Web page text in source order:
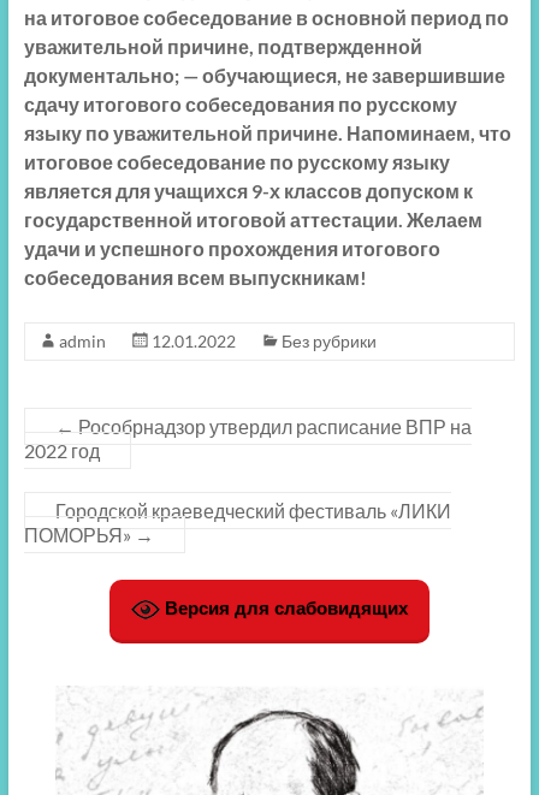
на итоговое собеседование в основной период по
уважительной причине, подтвержденной
документально; — обучающиеся, не завершившие
сдачу итогового собеседования по русскому
языку по уважительной причине. Напоминаем, что
итоговое собеседование по русскому языку
является для учащихся 9-х классов допуском к
государственной итоговой аттестации. Желаем
удачи и успешного прохождения итогового
собеседования всем выпускникам!
admin 12.01.2022 Без рубрики
← Рособрнадзор утвердил расписание ВПР на
2022 год
Городской краеведческий фестиваль «ЛИКИ
ПОМОРЬЯ» →
Версия для слабовидящих